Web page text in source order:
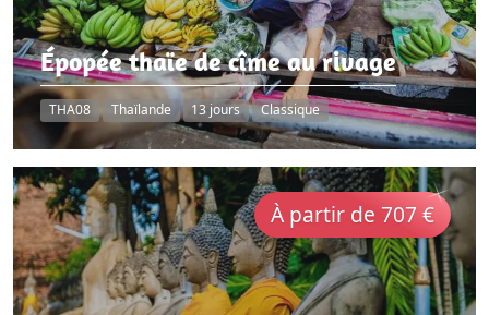
Épopée thaïe de cîme au rivage
THA08 Thaïlande 13 jours Classique
À partir de 707 €